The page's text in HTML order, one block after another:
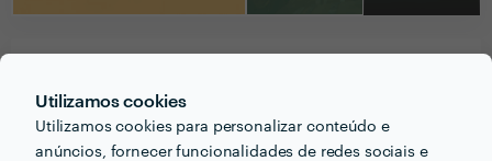
Utilizamos cookies
Utilizamos cookies para personalizar conteúdo e
anúncios, fornecer funcionalidades de redes sociais e
Em que informações deve um ou uma cliente pensar